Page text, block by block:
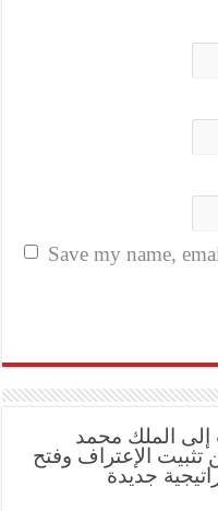
Save my name,
إلى الملك محمد
الإعتراف وفتح
جديدة